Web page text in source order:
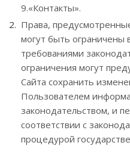
9.«Контакты».
Права,
могут быть ограничены
требованиями
ограничения могут
Сайта сохранить
Пользователем
законодательством, и
соответствии с
процедурой